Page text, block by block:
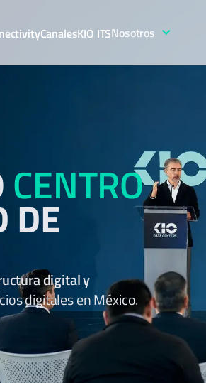
CanalesKIO ITSNosotros
CENTRO
DE
digital y
digitales en México.